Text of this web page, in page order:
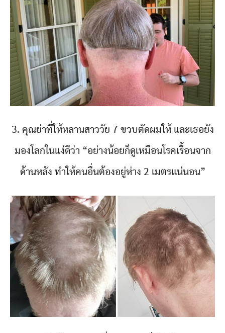
3. คุณย่าที่ให้หลานสาววัย 7 ขวบตัดผมให้ และเธอยัง
มองโลกในแง่ดีว่า “อย่างน้อยก็ดูเหมือนโรคเรื้อนจาก
ด้านหลัง ทำให้คนอื่นต้องอยู่ห่าง 2 เมตรแน่นอน”